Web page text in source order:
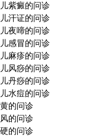
紫癜的问诊
汗证的问诊
夜啼的问诊
感冒的问诊
麻疹的问诊
风痧的问诊
丹痧的问诊
水痘的问诊
的问诊
的问诊
的问诊